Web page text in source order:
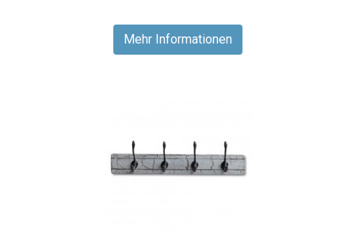
Mehr Informationen